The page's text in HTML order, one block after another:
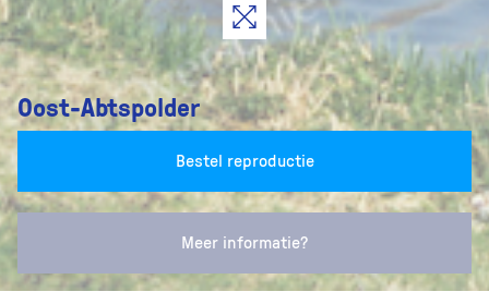
Oost-Abtspolder
Bestel reproductie
Meer informatie?